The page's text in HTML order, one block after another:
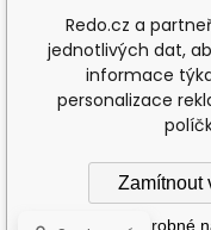
Redo.cz a
jednotlivých dat,
informace
personalizace
Zamítnout
Podrobné